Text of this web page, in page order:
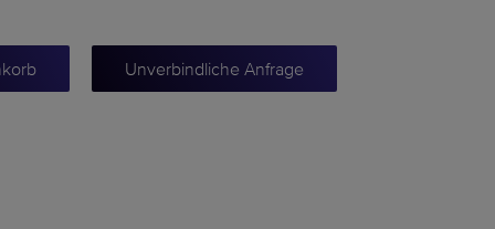
Unverbindliche Anfrage